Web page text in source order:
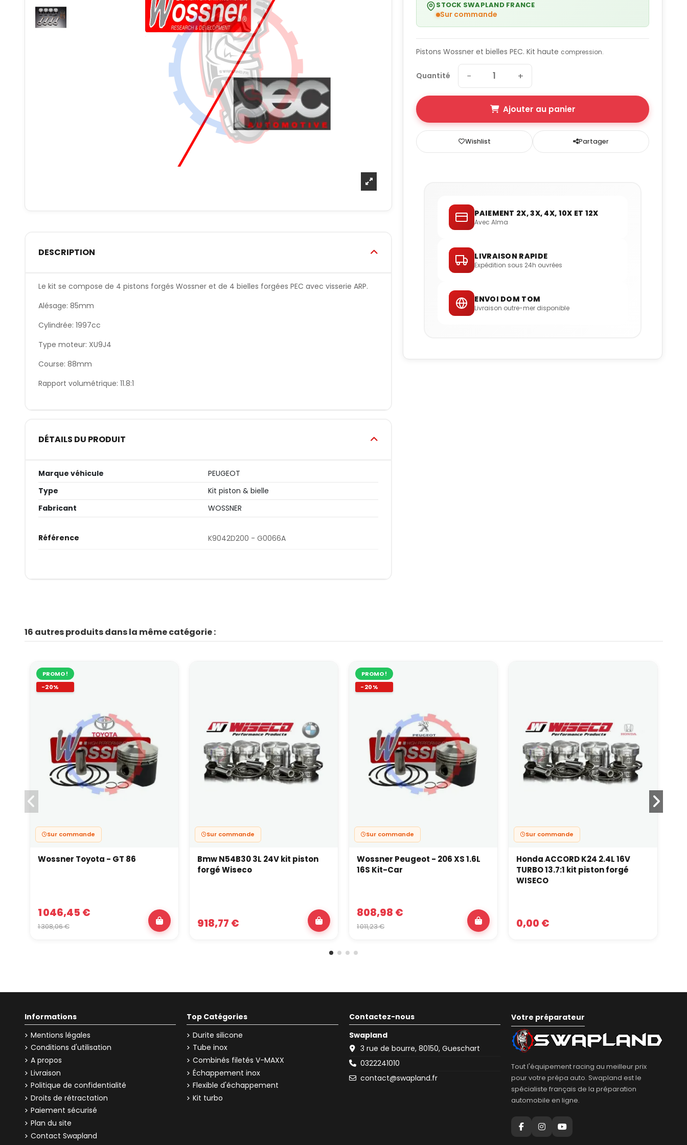
DESCRIPTION
Le kit se compose de 4 pistons forgés Wossner et de 4 bielles forgées PEC avec visserie ARP.
Alésage: 85mm
Cylindrée: 1997cc
Type moteur: XU9J4
Course: 88mm
Rapport volumétrique: 11.8:1
DÉTAILS DU PRODUIT
Marque véhicule
PEUGEOT
Type
Kit piston & bielle
Fabricant
WOSSNER
Référence K9042D200 - G0066A
STOCK SWAPLAND FRANCE
Sur commande
Pistons Wossner et bielles PEC. Kit haute compression.
Quantité − +
Ajouter au panier
Wishlist Partager
PAIEMENT 2X, 3X, 4X, 10X ET 12X
Avec Alma
LIVRAISON RAPIDE
Expédition sous 24h ouvrées
ENVOI DOM TOM
Livraison outre-mer disponible
16 autres produits dans la même catégorie :
PROMO !
-20%
Sur commande
Wossner Toyota - GT 86
1 046,45 €
1 308,06 €
Sur commande
Bmw N54B30 3L 24V kit piston
forgé Wiseco
918,77 €
PROMO !
-20%
Sur commande
Wossner Peugeot - 206 XS 1.6L
16S Kit-Car
808,98 €
1 011,23 €
Sur commande
Honda ACCORD K24 2.4L 16V
TURBO 13.7:1 kit piston forgé
WISECO
0,00 €
Informations
Mentions légales
Conditions d'utilisation
A propos
Livraison
Politique de confidentialité
Droits de rétractation
Paiement sécurisé
Plan du site
Contact Swapland
Top Catégories
Durite silicone
Tube inox
Combinés filetés V-MAXX
Échappement inox
Flexible d'échappement
Kit turbo
Contactez-nous
Swapland
3 rue de bourre, 80150, Gueschart
0322241010
contact@swapland.fr
Votre préparateur
Tout l'équipement racing au meilleur prix
pour votre prépa auto. Swapland est le
spécialiste français de la préparation
automobile en ligne.